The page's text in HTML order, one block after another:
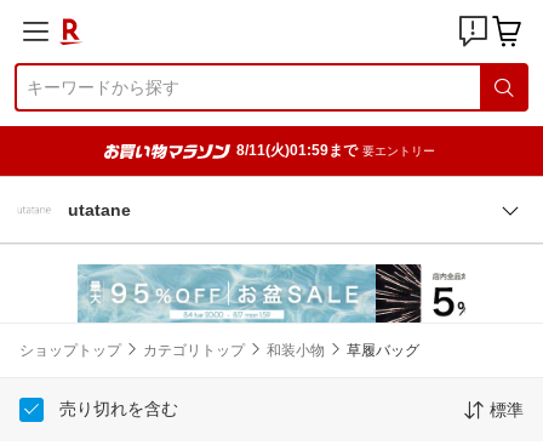
8/11(火)01:59まで 要エントリー
utatane
ショップトップ カテゴリトップ 和装小物 草履バッグ
売り切れを含む 標準